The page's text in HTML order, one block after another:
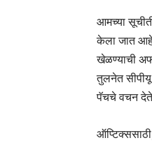
आमच्या
केला जात
खेळण्याची
तुलनेत सीपीयू
पॅचचे वचन